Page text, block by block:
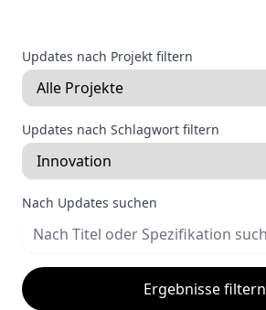
Updates nach Projekt filtern
Updates nach Schlagwort filtern
Nach Updates suchen
Ergebnisse filtern